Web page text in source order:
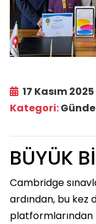
17 Kasım 2025
Kategori:
BÜYÜK
Cambridge
ardından, bu kez
platformlarından